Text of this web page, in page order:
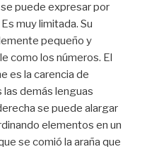
puede expresar por
muy limitada. Su
pequeño y
como los números. El
es la carencia de
demás lenguas
se puede alargar
elementos en un
se comió la araña que